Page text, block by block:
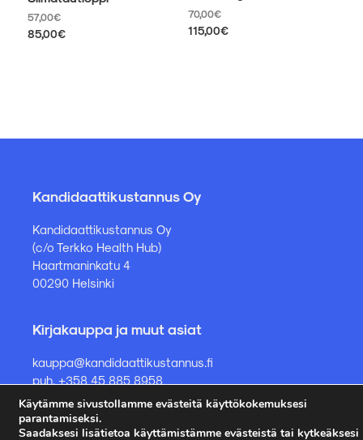
57,00€
85,00€
tehdä
70,00€
115,00€
tehdä
Kandidaattikustannus Oy
Kandidaattikustannus Oy
(c/o Terkko Health Hub)
Haartmaninkatu 4
00290 Helsinki
Kirjakauppa ja muut asiat
kauppa@kandidaattikustannus.fi
puh. +358 45 885 8958
Käytämme sivustollamme evästeitä käyttökokemuksesi
parantamiseksi.
Saadaksesi lisätietoa käyttämistämme evästeistä tai kytkeäksesi